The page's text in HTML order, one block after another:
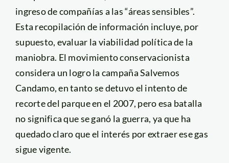
ingreso de compañías a las “áreas sensibles”.
Esta recopilación de información incluye, por
supuesto, evaluar la viabilidad política de la
maniobra. El movimiento conservacionista
considera un logro la campaña Salvemos
Candamo, en tanto se detuvo el intento de
recorte del parque en el 2007, pero esa batalla
no significa que se ganó la guerra, ya que ha
quedado claro que el interés por extraer ese gas
sigue vigente.